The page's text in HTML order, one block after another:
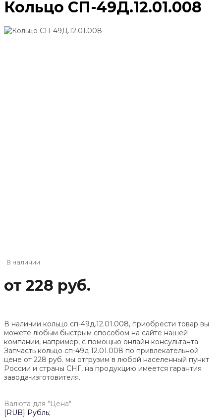
Кольцо СП-49Д.12.01.008
В наличии
от 228 руб.
В наличии кольцо сп-49д.12.01.008, приобрести товар вы
можете любым быстрым способом на сайте нашей
компании, например, с помощью онлайн консультанта.
Запчасть кольцо сп-49д.12.01.008 по привлекательной
цене от 228 руб. мы отгрузим в любой населенный пункт
России и страны СНГ, на продукцию имеется гарантия
завода-изготовителя.
Валюта для "Цена"
[RUB] Рубль;